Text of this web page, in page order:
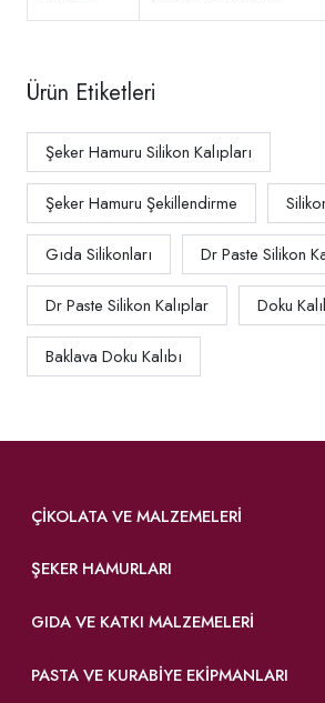
Ürün Etiketleri
Şeker Hamuru Silikon Kalıpları
Şeker Hamuru Şekillendirme
Gıda Silikonları Dr Paste Silikon
Dr Paste Silikon Kalıplar Doku
Baklava Doku Kalıbı
ÇIKOLATA VE MALZEMELERI
ŞEKER HAMURLARI
GIDA VE KATKI MALZEMELERI
PASTA VE KURABIYE EKIPMANLARI